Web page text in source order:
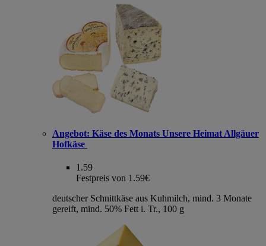
Angebot: Käse des Monats Unsere Heimat Allgäuer
Hofkäse
1.59
Festpreis von 1.59€
deutscher Schnittkäse aus Kuhmilch, mind. 3 Monate
gereift, mind. 50% Fett i. Tr., 100 g